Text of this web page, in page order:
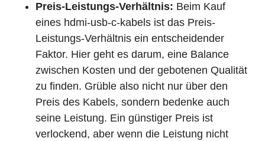
Preis-Leistungs-Verhältnis: Beim Kauf
eines hdmi-usb-c-kabels ist das Preis-
Leistungs-Verhältnis ein entscheidender
Faktor. Hier geht es darum, eine Balance
zwischen Kosten und der gebotenen Qualität
zu finden. Grüble also nicht nur über den
Preis des Kabels, sondern bedenke auch
seine Leistung. Ein günstiger Preis ist
verlockend, aber wenn die Leistung nicht